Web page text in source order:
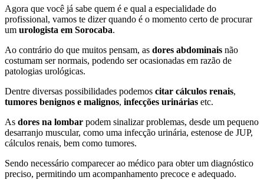
Agora que você já sabe quem é e qual a especialidade do
profissional, vamos te dizer quando é o momento certo de procurar
um urologista em Sorocaba.
Ao contrário do que muitos pensam, as dores abdominais não
costumam ser normais, podendo ser ocasionadas em razão de
patologias urológicas.
Dentre diversas possibilidades podemos citar cálculos renais,
tumores benignos e malignos, infecções urinárias etc.
As dores na lombar podem sinalizar problemas, desde um pequeno
desarranjo muscular, como uma infecção urinária, estenose de JUP,
cálculos renais, bem como tumores.
Sendo necessário comparecer ao médico para obter um diagnóstico
preciso, permitindo um acompanhamento precoce e adequado.